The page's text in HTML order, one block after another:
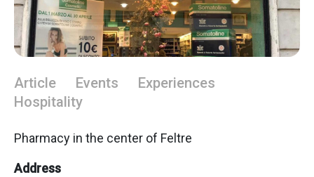
Article Events
Experiences
Hospitality
Pharmacy in the center of Feltre
Address